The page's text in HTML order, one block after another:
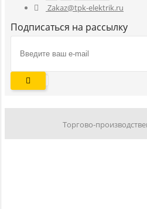
Zakaz@tpk-elektrik.ru
Подписаться на рассылку
Торгово-